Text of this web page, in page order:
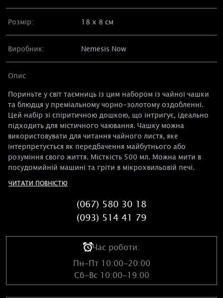
Розмір: 18 х 8 см
Виробник: Nemesis Now
Опис
Пориньте у світ таємниць із цим набором із чайної чашки
та блюдця у преміальному чорно-золотому оздобленні.
Цей набір зі спіритичною дошкою, що інтригує, ідеально
підходить для містичного чаювання. Чашку можна
використовувати для читання чайного листя, яке
інтерпретується як передбачення майбутнього або
розуміння свого життя. Місткість 500 мл. Можна мити в
посудомийній машині та гріти в мікрохвильовій печі.
ЧИТАТИ ПОВНІСТЮ
(067) 580 30 18
(093) 514 41 79
Час роботи:
Пн-Пт 10:00-20:00
Сб-Вс 10:00-19:00